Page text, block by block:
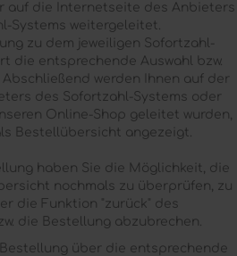
auf die Internetseite des Anbieters
Systems weitergeleitet.
zu dem jeweiligen Sofortzahl-
die entsprechende Auswahl bzw.
werden Ihnen auf der
des Sofortzahl-Systems oder
Online-Shop geleitet wurden,
Bestellübersicht angezeigt.
haben Sie die Möglichkeit, die
nochmals zu überprüfen, zu
die Funktion "zurück" des
die Bestellung abzubrechen.
über die entsprechende